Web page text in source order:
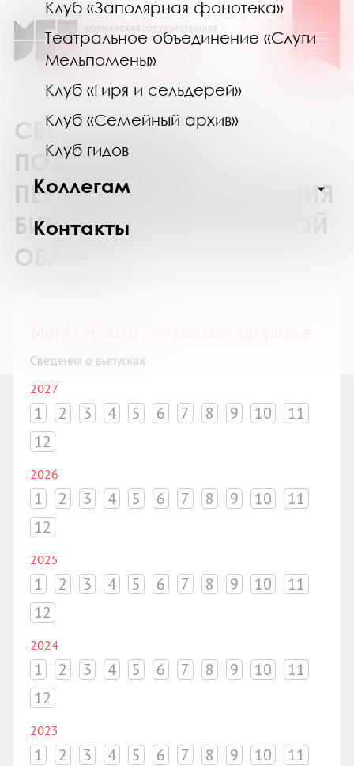
Клуб «Заполярная фонотека»
Театральное объединение «Слуги
Мельпомены»
Клуб «Гиря и сельдерей»
Клуб «Семейный архив»
Клуб гидов
Коллегам
Контакты
СВОДНЫЙ КАТАЛОГ
ПОДПИСКИ НА
ПЕРИОДИЧЕСКИЕ ИЗДАНИЯ
БИБЛИОТЕК МУРМАНСКОЙ
ОБЛАСТИ
Сведения о выпусках
2027
1 2 3 4 5 6 7 8 9 10
11
12
2026
1 2 3 4 5 6 7 8 9 10
11
12
2025
1 2 3 4 5 6 7 8 9 10
11
12
2024
1 2 3 4 5 6 7 8 9 10
11
12
2023
1 2 3 4 5 6 7 8 9 10
11